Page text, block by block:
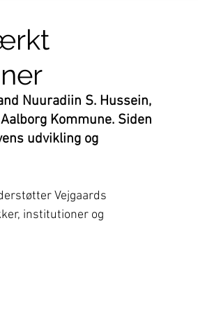
Nuuradiin S. Hussein,
Kommune. Siden
udvikling og
Vejgaards
institutioner og